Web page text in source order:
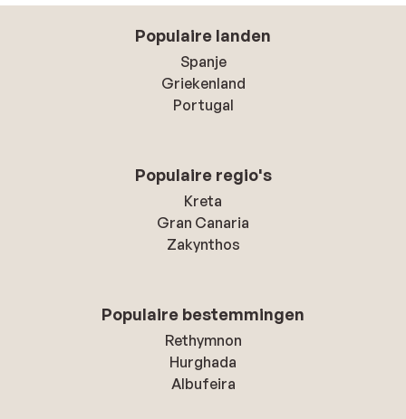
Populaire landen
Spanje
Griekenland
Portugal
Populaire regio's
Kreta
Gran Canaria
Zakynthos
Populaire bestemmingen
Rethymnon
Hurghada
Albufeira